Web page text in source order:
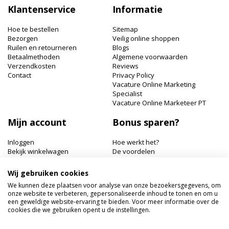
onze
Klantenservice
Hoe te bestellen
Bezorgen
Ruilen en retourneren
Betaalmethoden
Verzendkosten
Contact
Informatie
Sitemap
Veilig online shoppen
Blogs
Algemene voorwaarden
Reviews
Privacy Policy
Vacature Online Marketing
Specialist
Vacature Online Marketeer PT
Mijn account
Inloggen
Bekijk winkelwagen
Bonus sparen?
Hoe werkt het?
De voordelen
Hairworldshop.nl
Havik 41, 3811 EX Amersfoort
+31 033 462 41 40
Wij gebruiken cookies
We kunnen deze plaatsen voor analyse van onze bezoekersgegevens, om
onze website te verbeteren, gepersonaliseerde inhoud te tonen en om u
een geweldige website-ervaring te bieden. Voor meer informatie over de
cookies die we gebruiken opent u de instellingen.